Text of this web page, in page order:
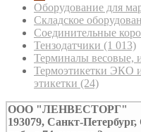
Оборудование для
Складское
Соединительные
Тензодатчики (1 013)
Терминалы весовые,
Термоэтикетки ЭКО
этикетки (24)
ООО "ЛЕНВЕСТОРГ"
193079, Санкт-